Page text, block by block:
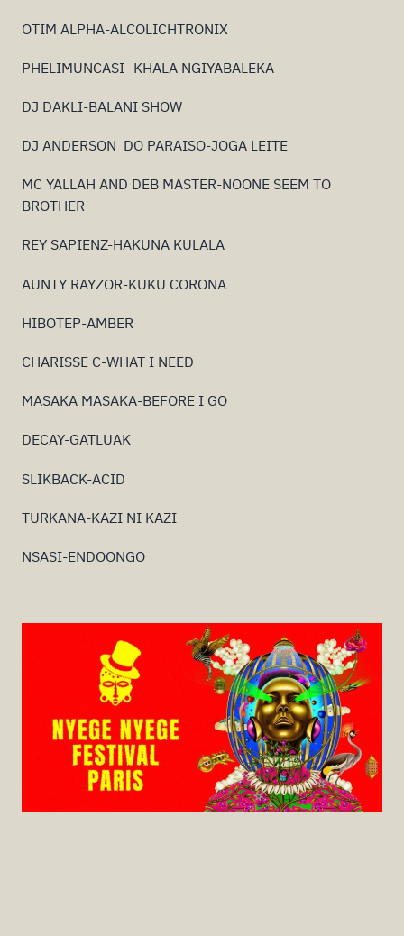
OTIM ALPHA-ALCOLICHTRONIX
PHELIMUNCASI -KHALA NGIYABALEKA
DJ DAKLI-BALANI SHOW
DJ ANDERSON DO PARAISO-JOGA LEITE
MC YALLAH AND DEB MASTER-NOONE SEEM TO
BROTHER
REY SAPIENZ-HAKUNA KULALA
AUNTY RAYZOR-KUKU CORONA
HIBOTEP-AMBER
CHARISSE C-WHAT I NEED
MASAKA MASAKA-BEFORE I GO
DECAY-GATLUAK
SLIKBACK-ACID
TURKANA-KAZI NI KAZI
NSASI-ENDOONGO